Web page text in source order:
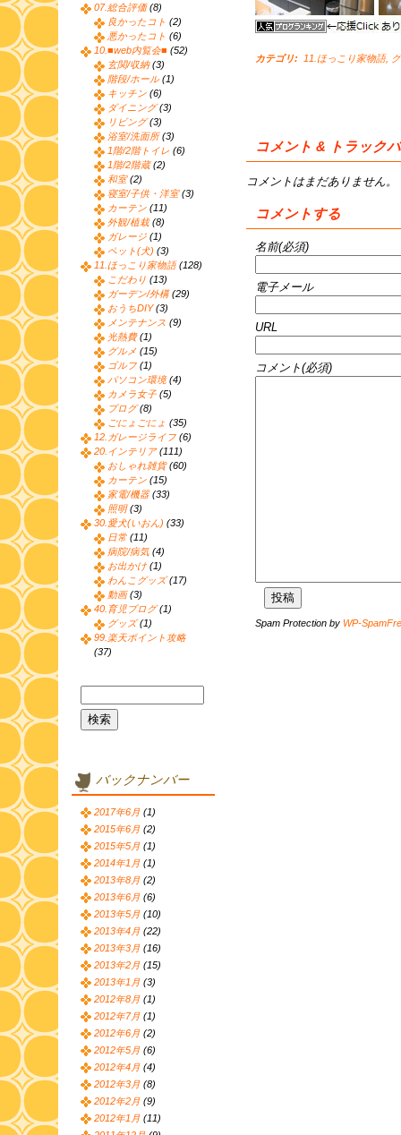
カテゴリ: 11.ほっこり家物語,
コメント & トラック
コメントはまだありません。
コメントする
名前(必須)
電子メール
URL
コメント(必須)
Spam Protection by WP-
07.総合評価(8)
良かったコト (2)
悪かったコト (6)
10.■web内覧会■ (52)
玄関/収納(3)
階段/ホール(1)
キッチン (6)
ダイニング(3)
リビング(3)
浴室/洗面所(3)
1階/2階トイレ (6)
1階/2階蔵(2)
和室(2)
寝室/子供・洋室(3)
カーテン (11)
外観/植栽(8)
ガレージ (1)
ペット(犬) (3)
11.ほっこり家物語(128)
こだわり (13)
ガーデン/外構(29)
おうちDIY(3)
メンテナンス (9)
光熱費(1)
グルメ (15)
ゴルフ (1)
パソコン環境(4)
カメラ女子 (5)
ブログ(8)
ごにょごにょ (35)
12.ガレージライフ (6)
20.インテリア(111)
おしゃれ雑貨(60)
カーテン (15)
家電/機器 (33)
照明(3)
30.愛犬(いおん) (33)
日常 (11)
病院/病気 (4)
お出かけ (1)
わんこグッズ(17)
動画(3)
40.育児ブログ(1)
グッズ(1)
99.楽天ポイント攻略
(37)
バックナンバー
2017年6月 (1)
2015年6月 (2)
2015年5月 (1)
2014年1月 (1)
2013年8月 (2)
2013年6月 (6)
2013年5月 (10)
2013年4月 (22)
2013年3月 (16)
2013年2月 (15)
2013年1月 (3)
2012年8月 (1)
2012年7月 (1)
2012年6月 (2)
2012年5月 (6)
2012年4月 (4)
2012年3月 (8)
2012年2月 (9)
2012年1月 (11)